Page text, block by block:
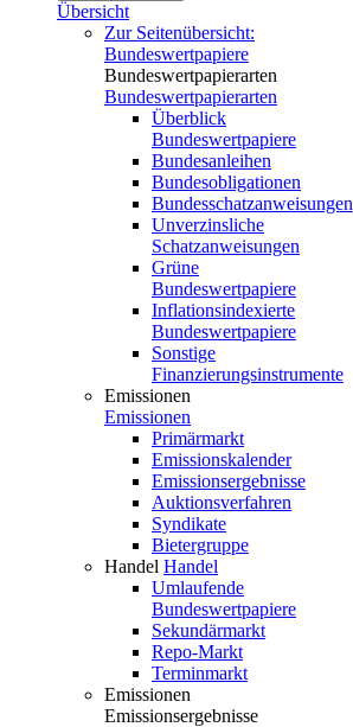
Übersicht
Zur Seitenübersicht:
Bundeswertpapiere
Bundeswertpapierarten
Bundeswertpapierarten
Überblick
Bundeswertpapiere
Bundesanleihen
Bundesobligationen
Bundesschatzanweisungen
Unverzinsliche
Schatzanweisungen
Grüne
Bundeswertpapiere
Inflationsindexierte
Bundeswertpapiere
Sonstige
Finanzierungsinstrumente
Emissionen
Emissionen
Primärmarkt
Emissionskalender
Emissionsergebnisse
Auktionsverfahren
Syndikate
Bietergruppe
Handel Handel
Umlaufende
Bundeswertpapiere
Sekundärmarkt
Repo-Markt
Terminmarkt
Emissionen
Emissionsergebnisse